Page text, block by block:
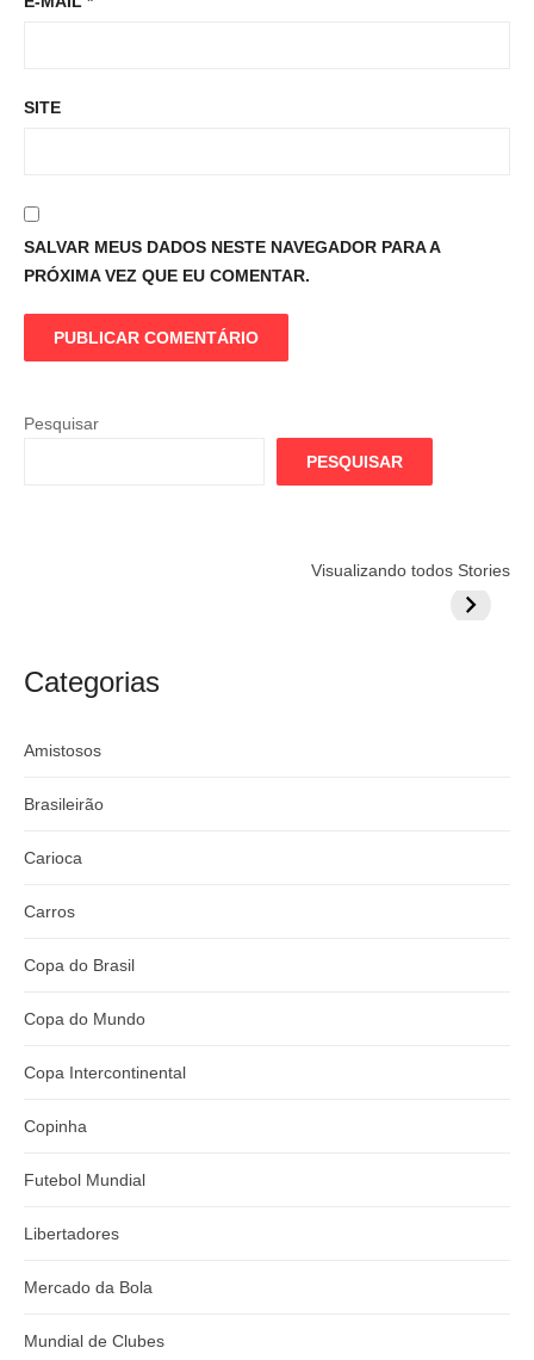
SITE
SALVAR MEUS DADOS NESTE NAVEGADOR PARA A
PRÓXIMA VEZ QUE EU COMENTAR.
Pesquisar
PESQUISAR
Visualizando todos Stories
argentino
do
Categorias
Amistosos
Brasileirão
Carioca
Carros
Copa do Brasil
Copa do Mundo
Copa Intercontinental
Copinha
Futebol Mundial
Libertadores
Mercado da Bola
Mundial de Clubes